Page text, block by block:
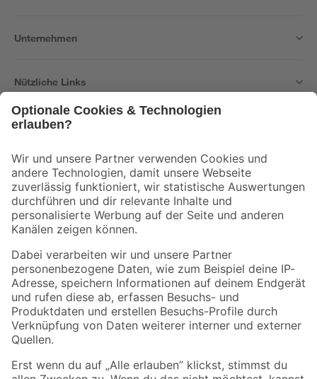
Unternehmen
Nützliche Links
Der toom Newsletter: Keine Angebote und Aktionen mehr verpassen!
Zur Newsletter Anmeldung
Folge uns
Zahlungsarten Versandarten
Sicher einkaufen